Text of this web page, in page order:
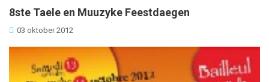
8ste Taele en Muuzyke Feestdaegen
03 oktober 2012